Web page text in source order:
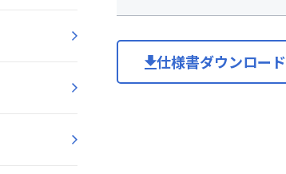
仕様書ダウンロード